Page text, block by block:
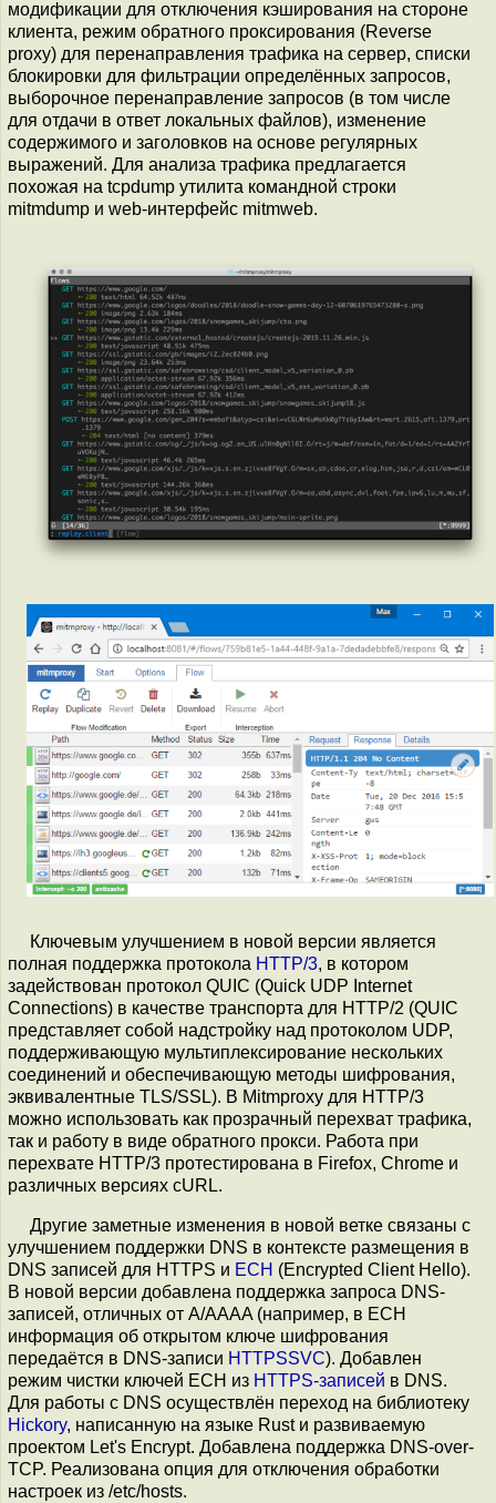
модификации для отключения кэширования на стороне
клиента, режим обратного проксирования (Reverse
proxy) для перенаправления трафика на сервер, списки
блокировки для фильтрации определённых запросов,
выборочное перенаправление запросов (в том числе
для отдачи в ответ локальных файлов), изменение
содержимого и заголовков на основе регулярных
выражений. Для анализа трафика предлагается
похожая на tcpdump утилита командной строки
mitmdump и web-интерфейс mitmweb.
Ключевым улучшением в новой версии является
полная поддержка протокола HTTP/3, в котором
задействован протокол QUIC (Quick UDP Internet
Connections) в качестве транспорта для HTTP/2 (QUIC
представляет собой надстройку над протоколом UDP,
поддерживающую мультиплексирование нескольких
соединений и обеспечивающую методы шифрования,
эквивалентные TLS/SSL). В Mitmproxy для HTTP/3
можно использовать как прозрачный перехват трафика,
так и работу в виде обратного прокси. Работа при
перехвате HTTP/3 протестирована в Firefox, Chrome и
различных версиях cURL.
Другие заметные изменения в новой ветке связаны с
улучшением поддержки DNS в контексте размещения в
DNS записей для HTTPS и ECH (Encrypted Client Hello).
В новой версии добавлена поддержка запроса DNS-
записей, отличных от A/AAAA (например, в ECH
информация об открытом ключе шифрования
передаётся в DNS-записи HTTPSSVC). Добавлен
режим чистки ключей ECH из HTTPS-записей в DNS.
Для работы с DNS осуществлён переход на библиотеку
Hickory, написанную на языке Rust и развиваемую
проектом Let's Encrypt. Добавлена поддержка DNS-over-
TCP. Реализована опция для отключения обработки
настроек из /etc/hosts.